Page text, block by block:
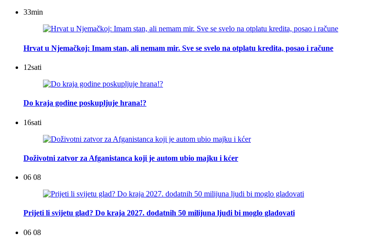
33min
Hrvat u Njemačkoj: Imam stan, ali nemam mir. Sve se svelo na otplatu kredita, posao i račune
12sati
Do kraja godine poskupljuje hrana!?
16sati
Doživotni zatvor za Afganistanca koji je autom ubio majku i kćer
06 08
Prijeti li svijetu glad? Do kraja 2027. dodatnih 50 milijuna ljudi bi moglo gladovati
06 08